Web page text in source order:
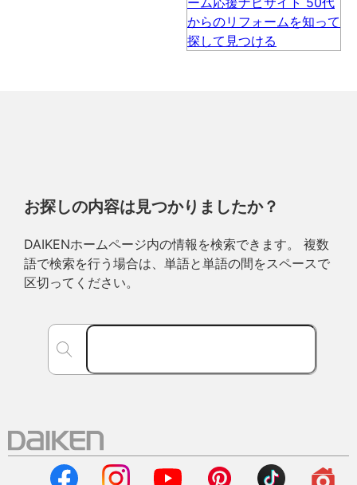
お探しの内容は見つかりましたか？
DAIKENホームページ内の情報を検索できます。 複数
語で検索を行う場合は、単語と単語の間をスペースで
区切ってください。